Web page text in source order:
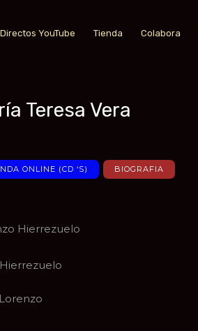
Directos YouTube Tienda Colabora
Teresa Vera
ONLINE (CD ‘S) BIOGRAFIA
Hierrezuelo